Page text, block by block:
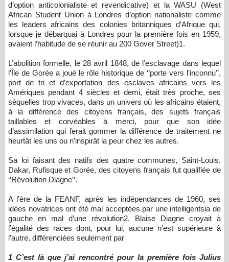
d’option anticolonialiste et revendicative) et la WASU (West
African Student Union à Londres d’option nationaliste comme
les leaders africains des colonies britanniques d’Afrique qui,
lorsque je débarquai à Londres pour la première fois en 1959,
avaient l’habitude de se réunir au 200 Gover Street)1.
L’abolition formelle, le 28 avril 1848, de l’esclavage dans lequel
l’Île de Gorée a joué le rôle historique de ‘’porte vers l’inconnu’’,
port de tri et d’exportation des esclaves africains vers les
Amériques pendant 4 siècles et demi, était très proche, ses
séquelles trop vivaces, dans un univers où les africains étaient,
à la différence des citoyens français, des sujets français
taillables et corvéables à merci, pour que son idée
d’assimilation qui ferait gommer la différence de traitement ne
heurtât les uns ou n’inspirât la peur chez les autres.
Sa loi faisant des natifs des quatre communes, Saint-Louis,
Dakar, Rufisque et Gorée, des citoyens français fut qualifiée de
‘’Révolution Diagne’’.
A l’ère de la FEANF, après les indépendances de 1960, ses
idées novatrices ont été mal acceptées par une intelligentsia de
gauche en mal d’une révolution2. Blaise Diagne croyait à
l’égalité des races dont, pour lui, aucune n’est supérieure à
l’autre, différenciées seulement par
1 C’est là que j’ai rencontré pour la première fois Julius